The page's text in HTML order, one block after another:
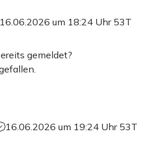
16.06.2026 um 18:24 Uhr 53T
gemeldet?
16.06.2026 um 19:24 Uhr 53T